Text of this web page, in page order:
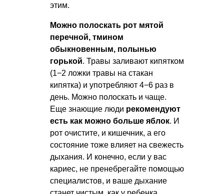
этим.
Можно полоскать рот мятой
перечной, тмином
обыкновенным, полынью
горькой. Травы заливают кипятком
(1−2 ложки травы на стакан
кипятка) и употребляют 4−6 раз в
день. Можно полоскать и чаще.
Еще знающие люди рекомендуют
есть как можно больше яблок. И
рот очистите, и кишечник, а его
состояние тоже влияет на свежесть
дыхания. И конечно, если у вас
кариес, не пренебрегайте помощью
специалистов, и ваше дыхание